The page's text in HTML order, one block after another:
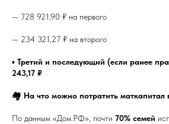
— 728 921,90 ₽ на первого
— 234 321,27 ₽ на второго
▪️ Третий и последующий (если ранее
243,17 ₽
🏘 На что можно потратить маткапитал
По данным «Дом.РФ», почти 70% семей